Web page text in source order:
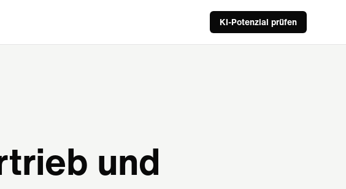
KI-Potenzial prüfen
und